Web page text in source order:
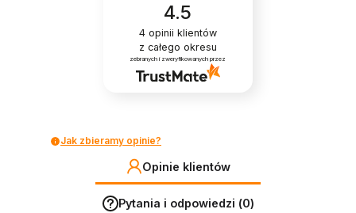
4.5
4opinii klientów
z całego okresu
zebranych i zweryfikowanych przez
Jak zbieramy opinie?
Opinie klientów
Pytania i odpowiedzi (0)